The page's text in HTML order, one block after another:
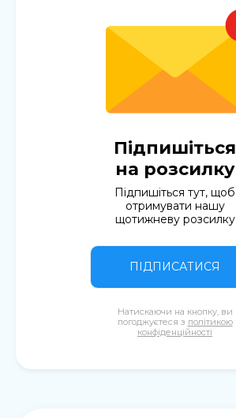
Підпишіться
на розсилку
Підпишіться тут, щоб
отримувати нашу
щотижневу розсилку
ПІДПИСАТИСЯ
Натискаючи на кнопку, ви
погоджуєтеся з політикою
конфіденційності